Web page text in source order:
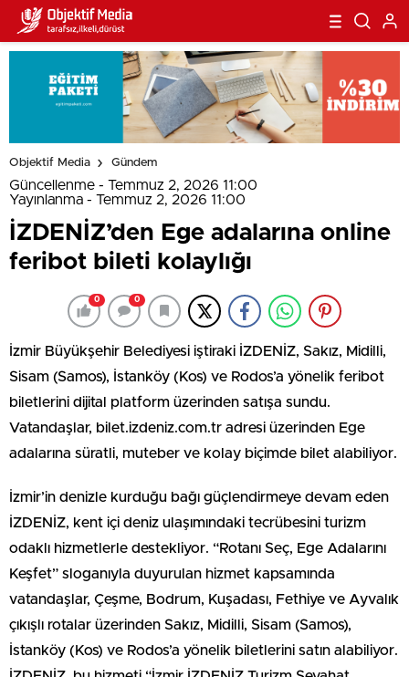
Objektif Media Gündem
Güncellenme - Temmuz 2, 2026 11:00
Yayınlanma - Temmuz 2, 2026 11:00
İZDENİZ’den Ege adalarına online
feribot bileti kolaylığı
0 0
İzmir Büyükşehir Belediyesi iştiraki İZDENİZ, Sakız, Midilli,
Sisam (Samos), İstanköy (Kos) ve Rodos’a yönelik feribot
biletlerini dijital platform üzerinden satışa sundu.
Vatandaşlar, bilet.izdeniz.com.tr adresi üzerinden Ege
adalarına süratli, muteber ve kolay biçimde bilet alabiliyor.
İzmir’in denizle kurduğu bağı güçlendirmeye devam eden
İZDENİZ, kent içi deniz ulaşımındaki tecrübesini turizm
odaklı hizmetlerle destekliyor. “Rotanı Seç, Ege Adalarını
Keşfet” sloganıyla duyurulan hizmet kapsamında
vatandaşlar, Çeşme, Bodrum, Kuşadası, Fethiye ve Ayvalık
çıkışlı rotalar üzerinden Sakız, Midilli, Sisam (Samos),
İstanköy (Kos) ve Rodos’a yönelik biletlerini satın alabiliyor.